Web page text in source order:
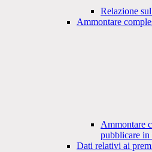
Relazione
Ammontare
Ammontare
pubblicare in
Dati relativi ai